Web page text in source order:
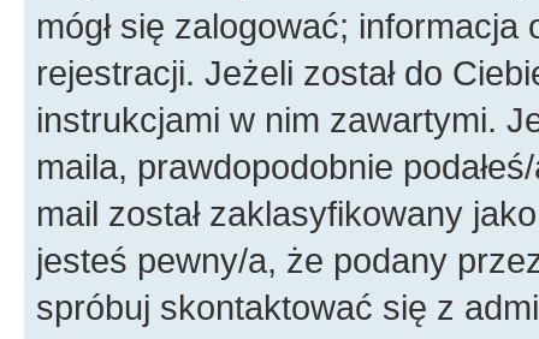
mógł się zalogować;
rejestracji. Jeżeli został do
instrukcjami w nim zawartymi.
maila, prawdopodobnie
mail został zaklasyfikowany
jesteś pewny/a, że podany
spróbuj skontaktować się z